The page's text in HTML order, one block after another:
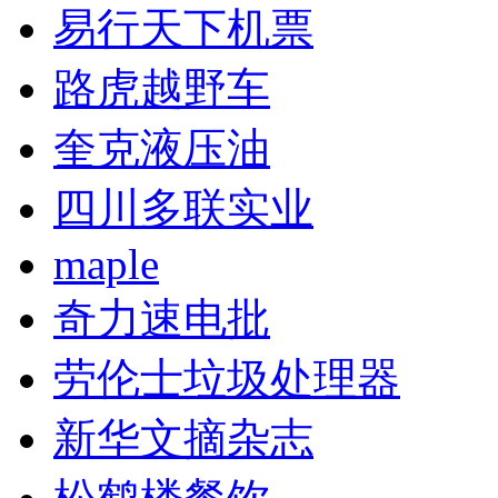
易行天下机票
路虎越野车
奎克液压油
四川多联实业
maple
奇力速电批
劳伦士垃圾处理器
新华文摘杂志